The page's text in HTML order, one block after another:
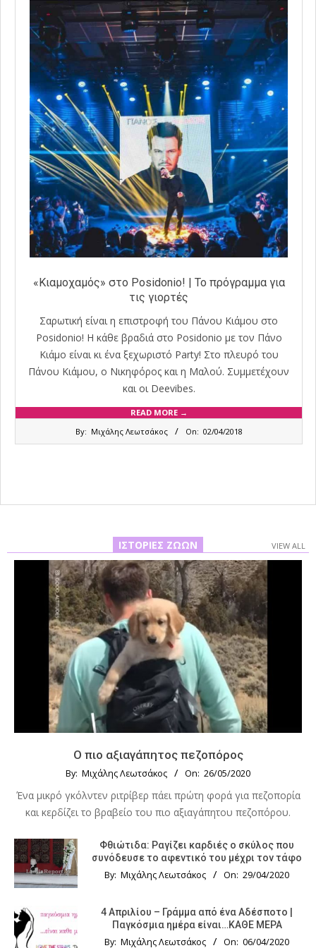
«Κιαμοχαμός» στο Posidonio! | Το πρόγραμμα για
τις γιορτές
Σαρωτική είναι η επιστροφή του Πάνου Κιάμου στο
Posidonio! Η κάθε βραδιά στο Posidonio με τον Πάνο
Κιάμο είναι κι ένα ξεχωριστό Party! Στο πλευρό του
Πάνου Κιάμου, ο Νικηφόρος και η Μαλού. Συμμετέχουν
και οι Deevibes.
READ MORE →
By: Μιχάλης Λεωτσάκος On: 02/04/2018
ΙΣΤΟΡΊΕΣ ΖΏΩΝ VIEW ALL
Ο πιο αξιαγάπητος πεζοπόρος
By: Μιχάλης Λεωτσάκος On: 26/05/2020
Ένα μικρό γκόλντεν ριτρίβερ πάει πρώτη φορά για πεζοπορία
και κερδίζει το βραβείο του πιο αξιαγάπητου πεζοπόρου.
Φθιώτιδα: Ραγίζει καρδιές ο σκύλος που
συνόδευσε το αφεντικό του μέχρι τον τάφο
By: Μιχάλης Λεωτσάκος On: 29/04/2020
4 Απριλίου – Γράμμα από ένα Αδέσποτο |
Παγκόσμια ημέρα είναι…ΚΑΘΕ ΜΕΡΑ
By: Μιχάλης Λεωτσάκος On: 06/04/2020